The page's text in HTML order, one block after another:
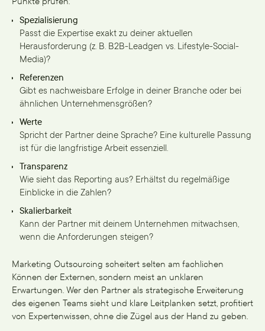
Spezialisierung
Passt die Expertise exakt zu deiner aktuellen
Herausforderung (z. B. B2B-Leadgen vs. Lifestyle-Social-
Media)?
Referenzen
Gibt es nachweisbare Erfolge in deiner Branche oder bei
ähnlichen Unternehmensgrößen?
Werte
Spricht der Partner deine Sprache? Eine kulturelle Passung
ist für die langfristige Arbeit essenziell.
Transparenz
Wie sieht das Reporting aus? Erhältst du regelmäßige
Einblicke in die Zahlen?
Skalierbarkeit
Kann der Partner mit deinem Unternehmen mitwachsen,
wenn die Anforderungen steigen?
Marketing Outsourcing scheitert selten am fachlichen
Können der Externen, sondern meist an unklaren
Erwartungen. Wer den Partner als strategische Erweiterung
des eigenen Teams sieht und klare Leitplanken setzt, profitiert
von Expertenwissen, ohne die Zügel aus der Hand zu geben.